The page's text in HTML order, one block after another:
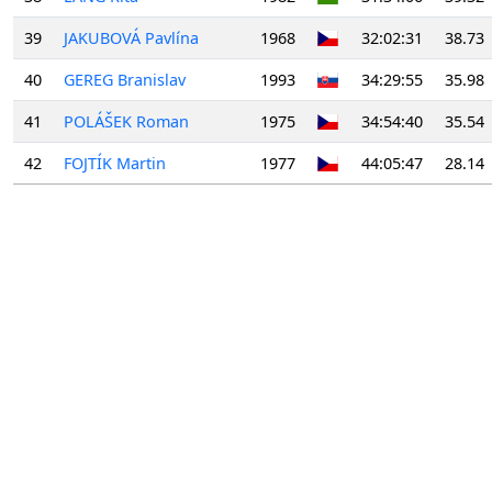
39
JAKUBOVÁ Pavlína 1968 32:02:31
38.73
40
GEREG Branislav 1993 34:29:55
35.98
41
POLÁŠEK Roman 1975 34:54:40
35.54
42
FOJTÍK Martin 1977 44:05:47 28.14